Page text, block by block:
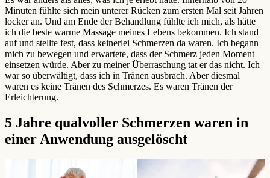
Minuten fühlte sich mein unterer Rücken zum ersten Mal seit Jahren
locker an. Und am Ende der Behandlung fühlte ich mich, als hätte
ich die beste warme Massage meines Lebens bekommen. Ich stand
auf und stellte fest, dass keinerlei Schmerzen da waren. Ich begann
mich zu bewegen und erwartete, dass der Schmerz jeden Moment
einsetzen würde. Aber zu meiner Überraschung tat er das nicht. Ich
war so überwältigt, dass ich in Tränen ausbrach. Aber diesmal
waren es keine Tränen des Schmerzes. Es waren Tränen der
Erleichterung.
5 Jahre qualvoller Schmerzen waren in
einer Anwendung ausgelöscht